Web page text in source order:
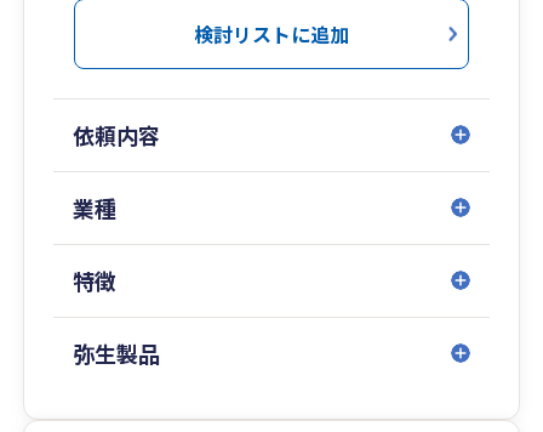
両社の違いは何なのでしょうか？
この問いの答えは『原因と結果の法則』を知るこ
の経営理念を経営計画
として具体化していきます。この経営理念、経営
計画は従業員全員が共有
一緒に会社を大きくしていきましょう。
検討リストに追加
依頼内容
業種
特徴
弥生製品